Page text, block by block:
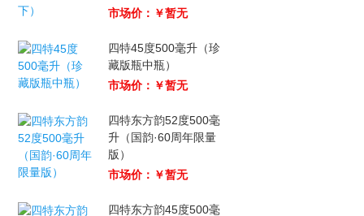
市场价：￥暂无
四特45度500毫升（珍
藏版瓶中瓶）
市场价：￥暂无
四特东方韵52度500毫
升（国韵·60周年限量
版）
市场价：￥暂无
四特东方韵45度500毫